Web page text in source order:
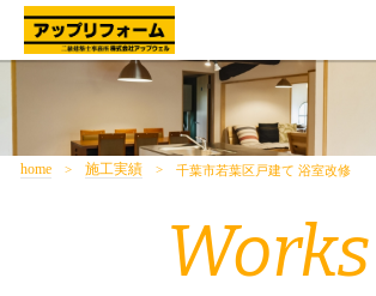
home 施工実績 千葉市若葉区戸建て 浴室改修
Works